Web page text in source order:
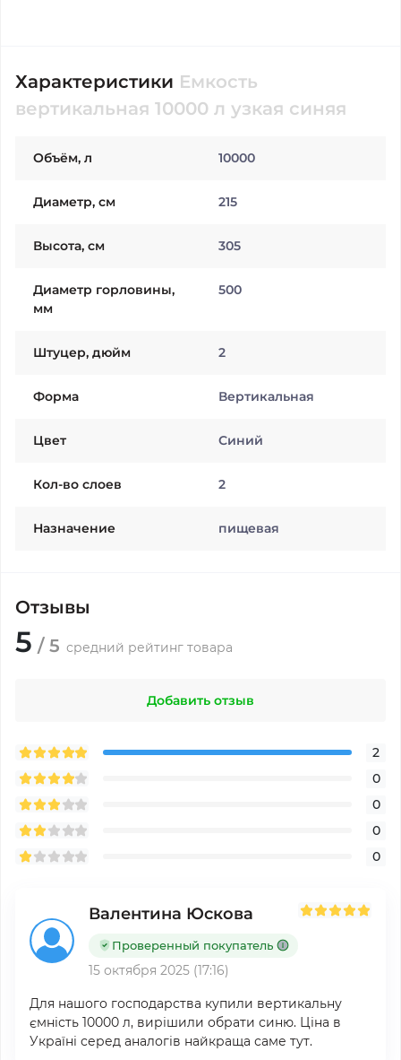
Характеристики Емкость
вертикальная 10000 л узкая синяя
Объём, л 10000
Диаметр, см 215
Высота, см 305
Диаметр горловины,
мм
500
Штуцер, дюйм 2
Форма Вертикальная
Цвет Синий
Кол-во слоев 2
Назначение пищевая
Отзывы
5 / 5 средний рейтинг товара
Добавить отзыв
2
0
0
0
0
Валентина Юскова
Проверенный покупатель
15 октября 2025 (17:16)
Для нашого господарства купили вертикальну
ємність 10000 л, вирішили обрати синю. Ціна в
Україні серед аналогів найкраща саме тут.